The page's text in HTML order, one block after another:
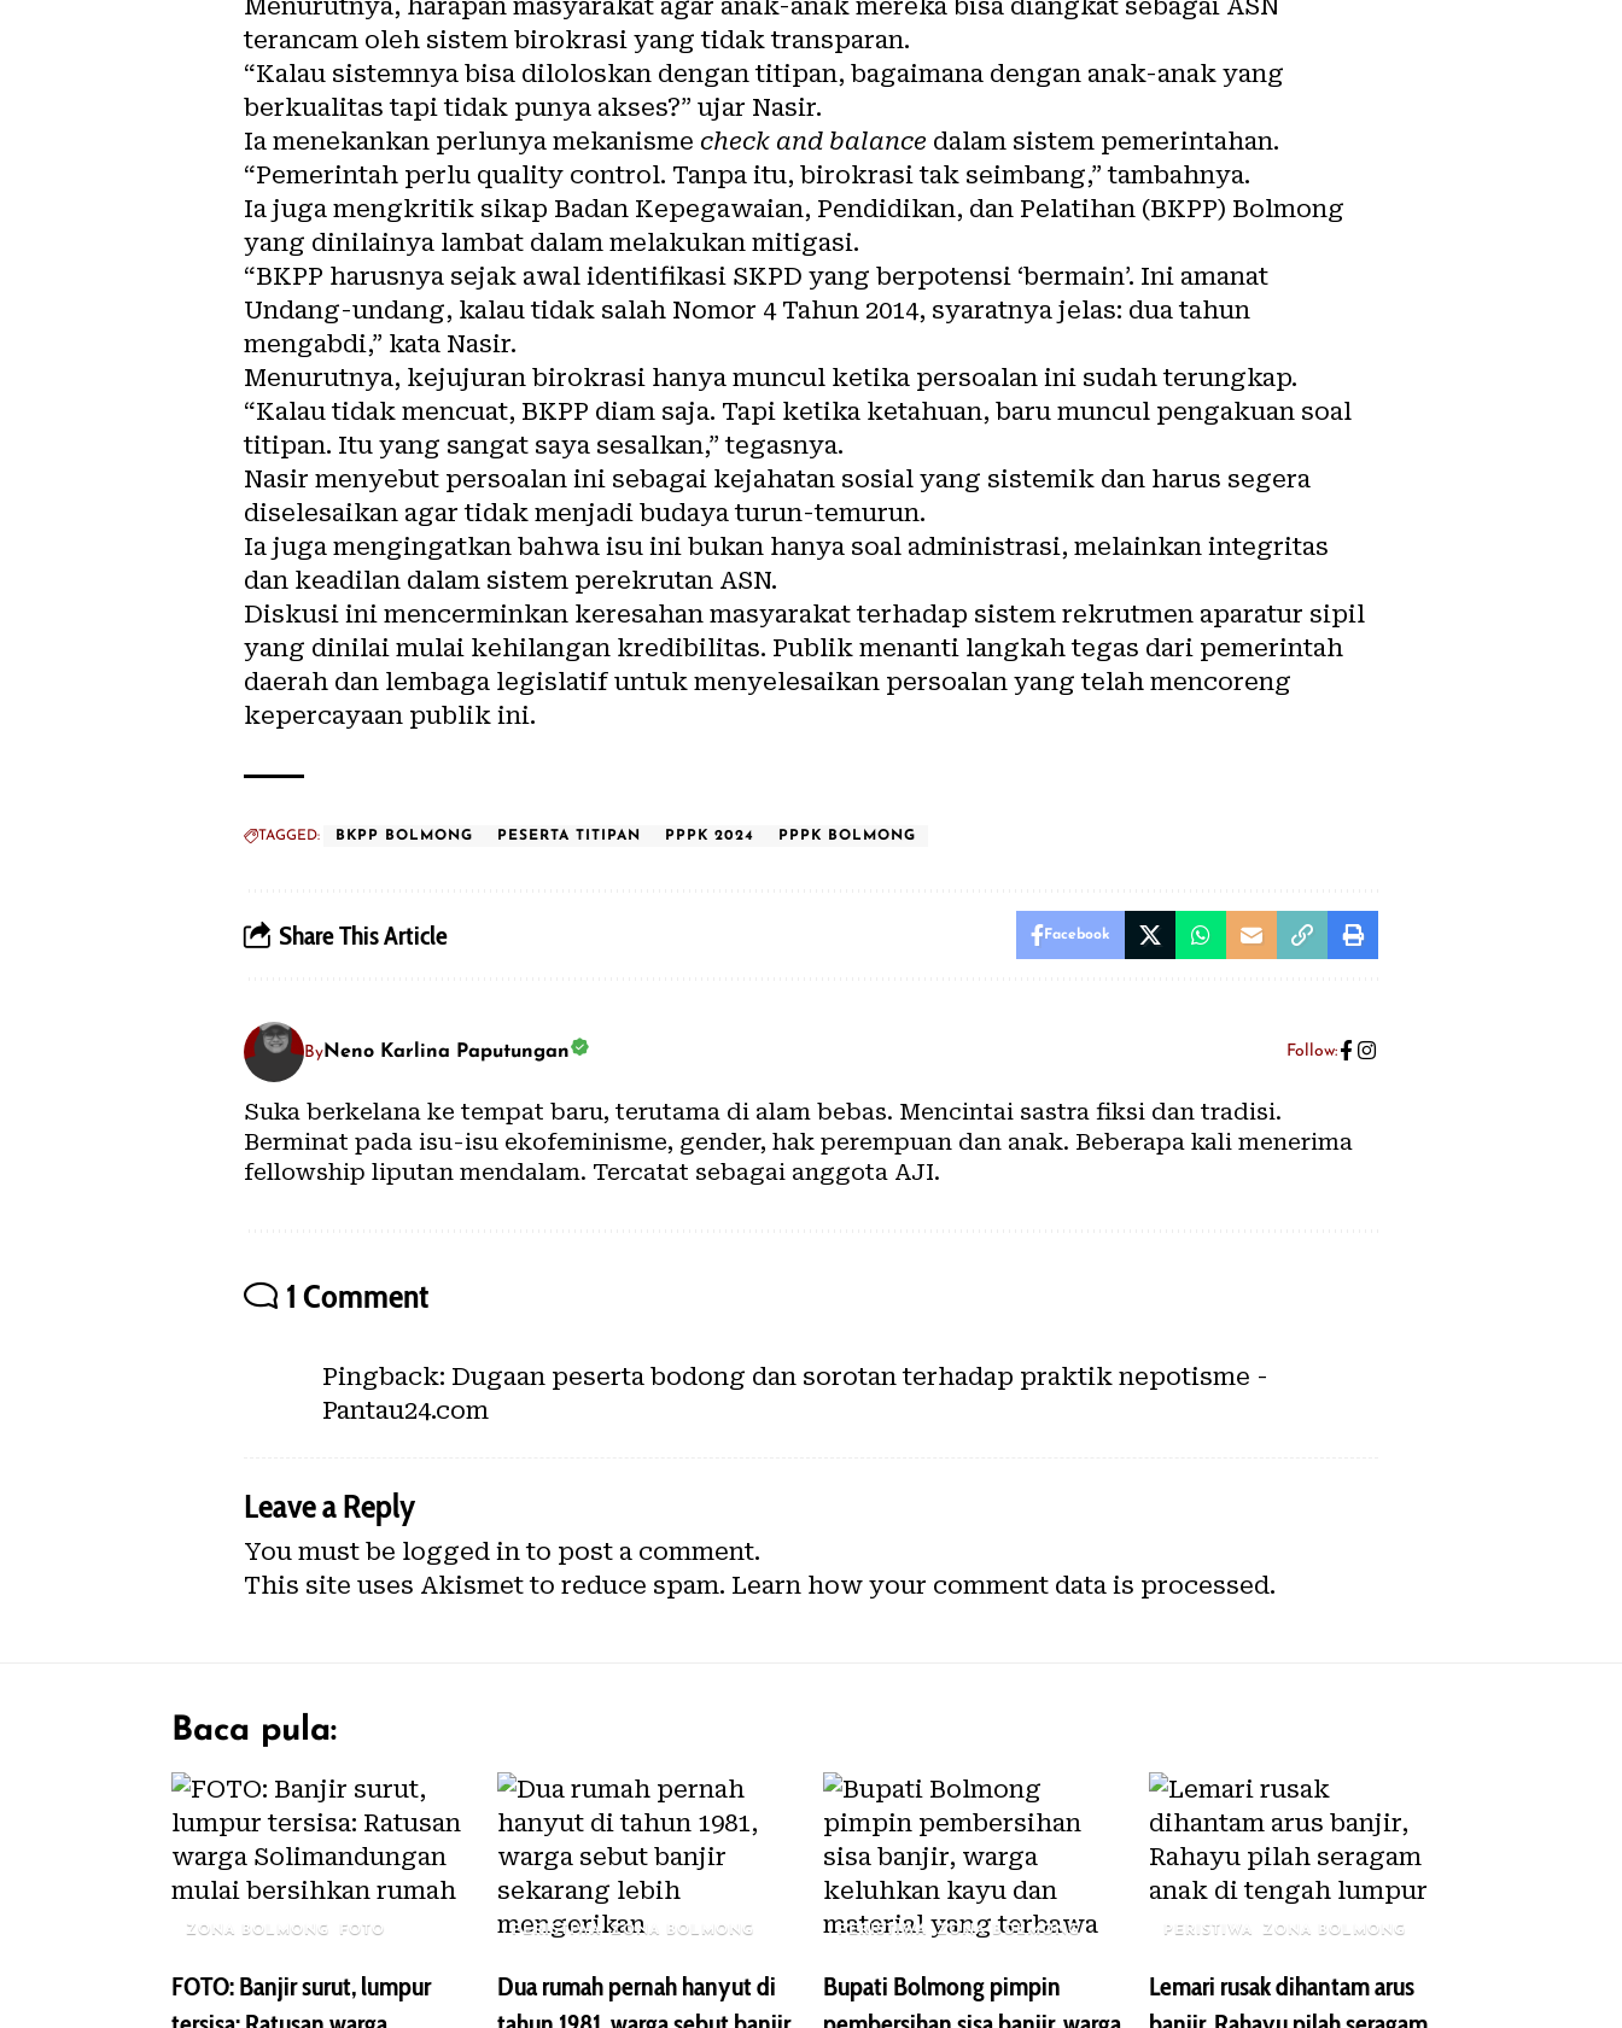
Menurutnya, harapan masyarakat agar anak-anak mereka bisa diangkat sebagai ASN
terancam oleh sistem birokrasi yang tidak transparan.
“Kalau sistemnya bisa diloloskan dengan titipan, bagaimana dengan anak-anak yang
berkualitas tapi tidak punya akses?” ujar Nasir.
Ia menekankan perlunya mekanisme check and balance dalam sistem pemerintahan.
“Pemerintah perlu quality control. Tanpa itu, birokrasi tak seimbang,” tambahnya.
Ia juga mengkritik sikap Badan Kepegawaian, Pendidikan, dan Pelatihan (BKPP) Bolmong
yang dinilainya lambat dalam melakukan mitigasi.
“BKPP harusnya sejak awal identifikasi SKPD yang berpotensi ‘bermain’. Ini amanat
Undang-undang, kalau tidak salah Nomor 4 Tahun 2014, syaratnya jelas: dua tahun
mengabdi,” kata Nasir.
Menurutnya, kejujuran birokrasi hanya muncul ketika persoalan ini sudah terungkap.
“Kalau tidak mencuat, BKPP diam saja. Tapi ketika ketahuan, baru muncul pengakuan soal
titipan. Itu yang sangat saya sesalkan,” tegasnya.
Nasir menyebut persoalan ini sebagai kejahatan sosial yang sistemik dan harus segera
diselesaikan agar tidak menjadi budaya turun-temurun.
Ia juga mengingatkan bahwa isu ini bukan hanya soal administrasi, melainkan integritas
dan keadilan dalam sistem perekrutan ASN.
Diskusi ini mencerminkan keresahan masyarakat terhadap sistem rekrutmen aparatur sipil
yang dinilai mulai kehilangan kredibilitas. Publik menanti langkah tegas dari pemerintah
daerah dan lembaga legislatif untuk menyelesaikan persoalan yang telah mencoreng
kepercayaan publik ini.
TAGGED: BKPP BOLMONG PESERTA TITIPAN PPPK 2024 PPPK BOLMONG
Share This Article Facebook
ByNeno Karlina Paputungan Follow:
Suka berkelana ke tempat baru, terutama di alam bebas. Mencintai sastra fiksi dan tradisi.
Berminat pada isu-isu ekofeminisme, gender, hak perempuan dan anak. Beberapa kali menerima
fellowship liputan mendalam. Tercatat sebagai anggota AJI.
1 Comment
Pingback: Dugaan peserta bodong dan sorotan terhadap praktik nepotisme -
Pantau24.com
Leave a Reply
You must be logged into post a comment.
This site uses Akismet to reduce spam. Learn how your comment data is processed.
Baca pula:
ZONA BOLMONG FOTO
FOTO: Banjir surut, lumpur
PERISTIWA ZONA BOLMONG
Dua rumah pernah hanyut di
PERISTIWA ZONA BOLMONG
Bupati Bolmong pimpin
PERISTIWA ZONA BOLMONG
Lemari rusak dihantam arus